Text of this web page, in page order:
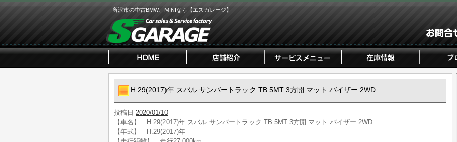
所沢市の中古BMW、MINIなら【エスガレージ】
H.29(2017)年 スバル サンバートラック TB 5MT 3方開 マット バイザー 2WD
投稿日 2020/01/10
【車名】 H.29(2017)年 スバル サンバートラック TB 5MT 3方開 マット バイザー 2WD
【年式】 H.29(2017)年